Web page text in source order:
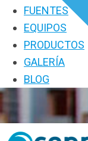
FUENTES
EQUIPOS
PRODUCTOS
GALERÍA
BLOG